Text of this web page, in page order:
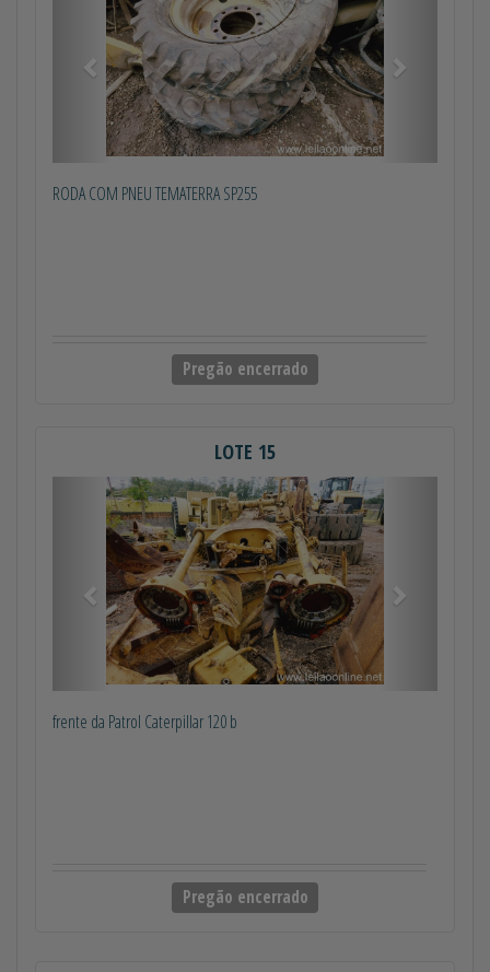
RODA COM PNEU TEMATERRA SP255
Pregão encerrado
LOTE 15
Anterior
frente da Patrol Caterpillar 120 b
Pregão encerrado